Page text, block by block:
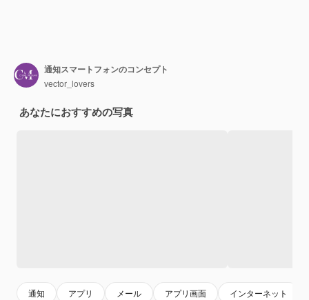
通知スマートフォンのコンセプト
vector_lovers
あなたにおすすめの写真
通知 アプリ メール アプリ画面 インターネット